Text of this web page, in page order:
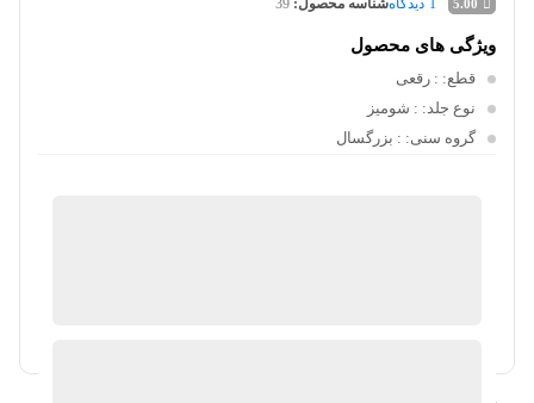
5.00
1 دیدگاهشناسه محصول: 39
ویژگی های محصول
قطع: : رقعی
نوع جلد: : شومیز
گروه سنی: : بزرگسال